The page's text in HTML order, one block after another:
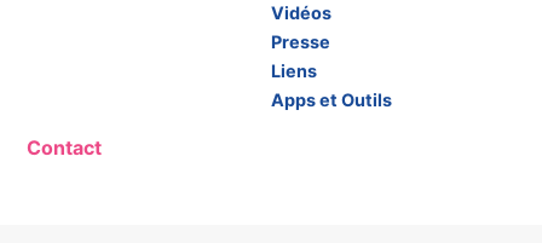
Vidéos
Presse
Liens
Apps et Outils
Contact